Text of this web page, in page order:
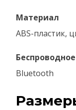
Материал
ABS-пластик,
Bluetooth